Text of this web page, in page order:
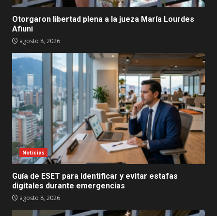
Otorgaron libertad plena a la jueza María Lourdes
Afiuni
agosto 8, 2026
Noticias
Guía de ESET para identificar y evitar estafas
digitales durante emergencias
agosto 8, 2026